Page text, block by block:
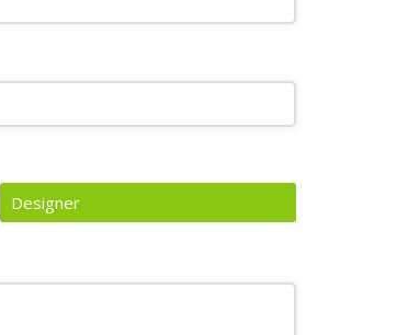
Designer